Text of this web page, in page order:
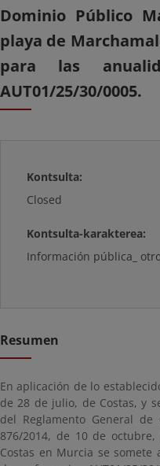
Dominio Público
playa de
para las
AUT01/25/30/0005.
Kontsulta:
Closed
Kontsulta-karakterea:
Información pública_
Resumen
En aplicación de lo
de 28 de julio, de Costas, y
del Reglamento General
876/2014, de 10 de
Costas en Murcia se